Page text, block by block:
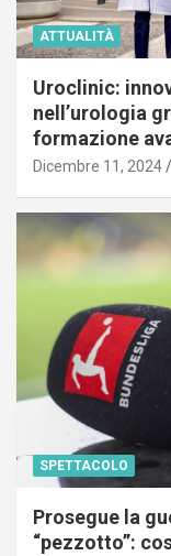
ATTUALITÀ
Uroclinic:
nell’urologia
formazione
Dicembre 11, 2024
SPETTACOLO
Prosegue la
“pezzotto”: